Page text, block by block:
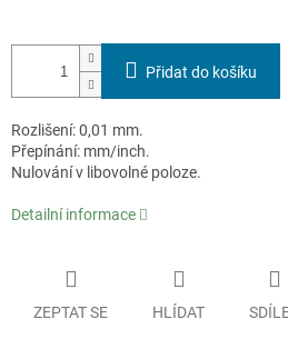
Přidat do košíku
Rozlišení: 0,01 mm.
Přepínání: mm/inch.
Nulování v libovolné poloze.
Detailní informace
ZEPTAT SE HLÍDAT